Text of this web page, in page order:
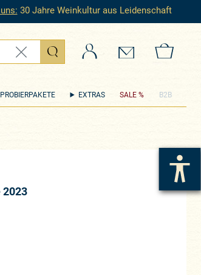
30 Jahre Weinkultur aus Leidenschaft
Login Kontakt
PROBIERPAKETE EXTRAS SALE % B2B
2023